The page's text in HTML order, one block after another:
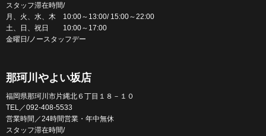
スタッフ滞在時間/
月、火、水、木 10:00～13:00/ 15:00～22:00
土、日、祝日 10:00～17:00
金曜日/ノースタッフデー
那珂川やよい坂店
福岡県那珂川市片縄北６丁目１８－１０
TEL／092-408-5533
営業時間／24時間営業・年中無休
スタッフ滞在時間/